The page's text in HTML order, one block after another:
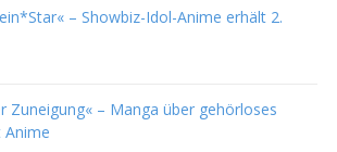
– Showbiz-Idol-Anime erhält 2.
Zuneigung« – Manga über gehörloses
Anime